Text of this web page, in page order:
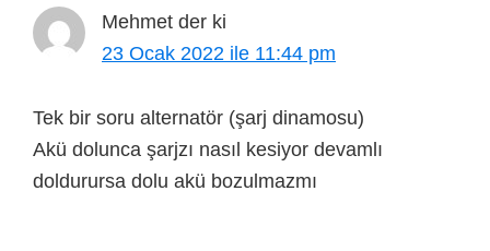
Mehmet der ki
23 Ocak 2022 ile 11:44 pm
Tek bir soru alternatör (şarj dinamosu)
Akü dolunca şarjzı nasıl kesiyor devamlı
doldurursa dolu akü bozulmazmı